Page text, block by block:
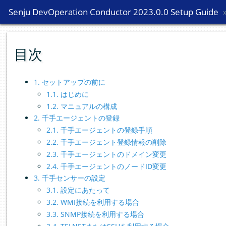
Senju DevOperation Conductor 2023.0.0 Setup Guide
目次
1. セットアップの前に
1.1. はじめに
1.2. マニュアルの構成
2. 千手エージェントの登録
2.1. 千手エージェントの登録手順
2.2. 千手エージェント登録情報の削除
2.3. 千手エージェントのドメイン変更
2.4. 千手エージェントのノードID変更
3. 千手センサーの設定
3.1. 設定にあたって
3.2. WMI接続を利用する場合
3.3. SNMP接続を利用する場合
Senju DevOperation Conductor 2023.0.0 Setup Guide